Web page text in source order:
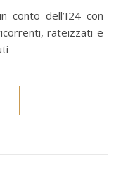
rateizzati e